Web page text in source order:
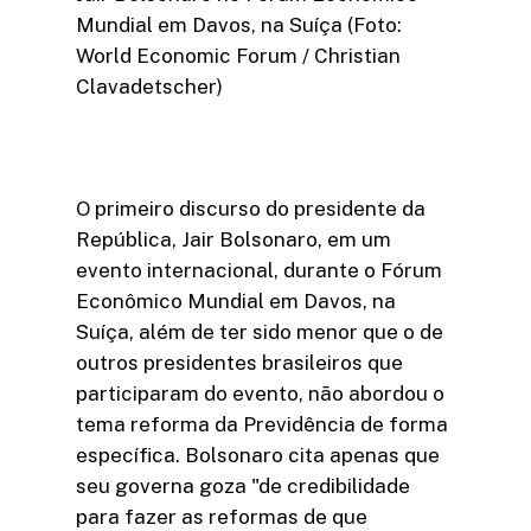
Mundial em Davos, na Suíça (Foto:
World Economic Forum / Christian
Clavadetscher)
O primeiro discurso do presidente da
República, Jair Bolsonaro, em um
evento internacional, durante o Fórum
Econômico Mundial em Davos, na
Suíça, além de ter sido menor que o de
outros presidentes brasileiros que
participaram do evento, não abordou o
tema reforma da Previdência de forma
específica. Bolsonaro cita apenas que
seu governa goza "de credibilidade
para fazer as reformas de que